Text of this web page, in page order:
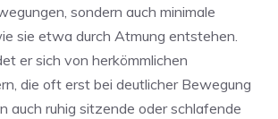
sondern auch minimale
sie etwa durch Atmung entstehen.
er sich von herkömmlichen
die oft erst bei deutlicher Bewegung
auch ruhig sitzende oder schlafende